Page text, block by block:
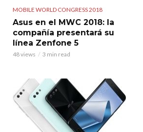
MOBILE WORLD CONGRESS 2018
Asus en el MWC 2018: la
compañía presentará su
línea Zenfone 5
48 views 3 min read